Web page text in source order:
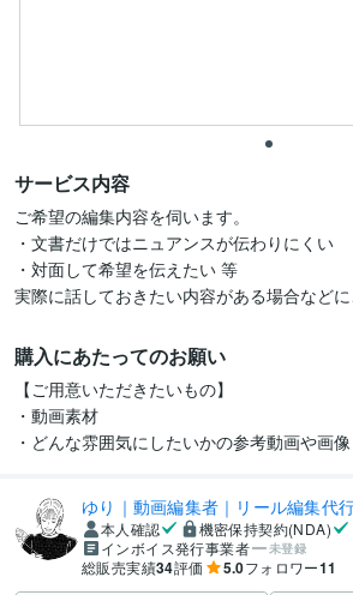
サービス内容
ご希望の編集内容を伺います。
・文書だけではニュアンスが伝わりにくい
・対面して希望を伝えたい 等
実際に話しておきたい内容がある場合などに
購入にあたってのお願い
【ご用意いただきたいもの】
・動画素材
・どんな雰囲気にしたいかの参考動画や画像
ゆり｜動画編集者｜リール編集代
本人確認
機密保持契約(NDA)
インボイス発行事業者
未登録
総販売実績34評価 5.0フォロワー11